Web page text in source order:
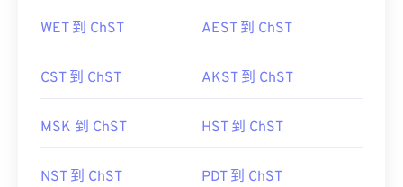
WET 到 ChST AEST 到 ChST
CST 到 ChST AKST 到 ChST
MSK 到 ChST HST 到 ChST
NST 到 ChST PDT 到 ChST